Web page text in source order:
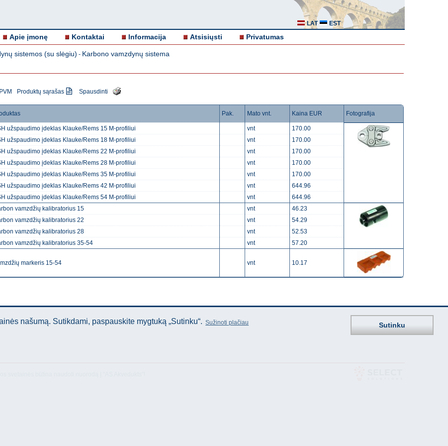
LAT EST
Apie įmonę Kontaktai Informacija Atsisiųsti Privatumas
sistemos (su slėgiu) - Karbono vamzdynų sistema
Produktų sąrašas Spausdinti
Pak. Mato vnt. Kaina EUR Fotografija
užspaudimo įdeklas Klauke/Rems 15 M-profiliui vnt
170.00
užspaudimo įdeklas Klauke/Rems 18 M-profiliui vnt
170.00
užspaudimo įdeklas Klauke/Rems 22 M-profiliui vnt
170.00
užspaudimo įdeklas Klauke/Rems 28 M-profiliui vnt
170.00
užspaudimo įdeklas Klauke/Rems 35 M-profiliui vnt
170.00
užspaudimo įdeklas Klauke/Rems 42 M-profiliui vnt
644.96
užspaudimo įdeklas Klauke/Rems 54 M-profiliui vnt
644.96
vamzdžių kalibratorius 15 vnt
46.23
vamzdžių kalibratorius 22 vnt
54.29
vamzdžių kalibratorius 28 vnt
52.53
vamzdžių kalibratorius 35-54 vnt 57.20
markeris 15-54 vnt 10.17
našumą. Sutikdami, paspauskite mygtuką „Sutinku“. Sužinoti plačiau Sutinku